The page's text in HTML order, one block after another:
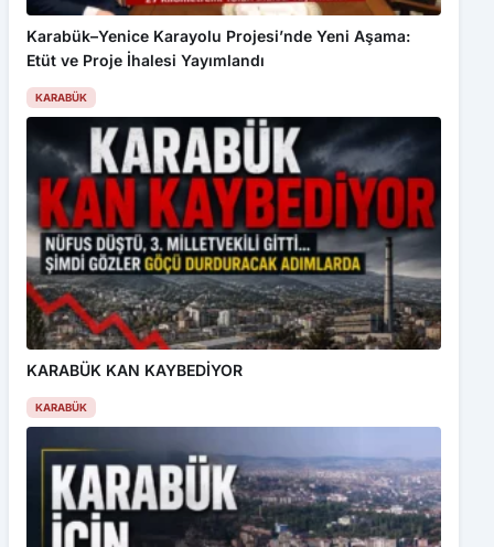
Karabük–Yenice Karayolu Projesi’nde Yeni Aşama:
Etüt ve Proje İhalesi Yayımlandı
KARABÜK
KARABÜK KAN KAYBEDİYOR
KARABÜK